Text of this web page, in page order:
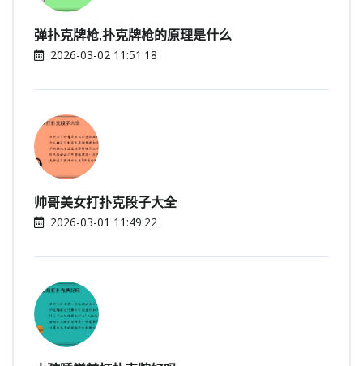
弹扑克牌枪,扑克牌枪的原理是什么
2026-03-02 11:51:18
帅哥美女打扑克段子大全
2026-03-01 11:49:22